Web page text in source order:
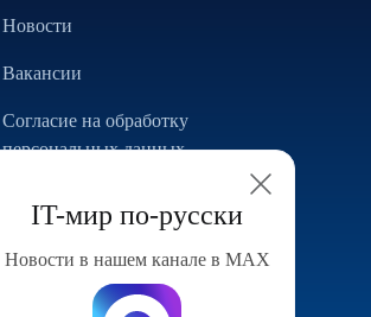
IT-мир по-русски
Новости в нашем канале в МАХ
Новости
Вакансии
Согласие на обработку
персональных данных
Конфигуратор компьютера